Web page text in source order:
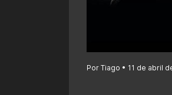
Por Tiago • 11 de abril